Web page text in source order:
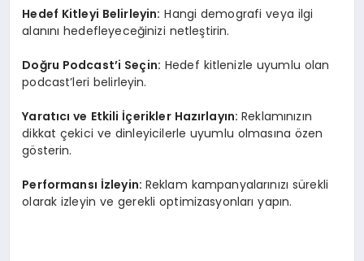
Hedef Kitleyi Belirleyin: Hangi demografi veya ilgi
alanını hedefleyeceğinizi netleştirin.
Doğru Podcast’i Seçin: Hedef kitlenizle uyumlu olan
podcast’leri belirleyin.
Yaratıcı ve Etkili İçerikler Hazırlayın:Reklamınızın
dikkat çekici ve dinleyicilerle uyumlu olmasına özen
gösterin.
Performansı İzleyin: Reklam kampanyalarınızı sürekli
olarak izleyin ve gerekli optimizasyonları yapın.